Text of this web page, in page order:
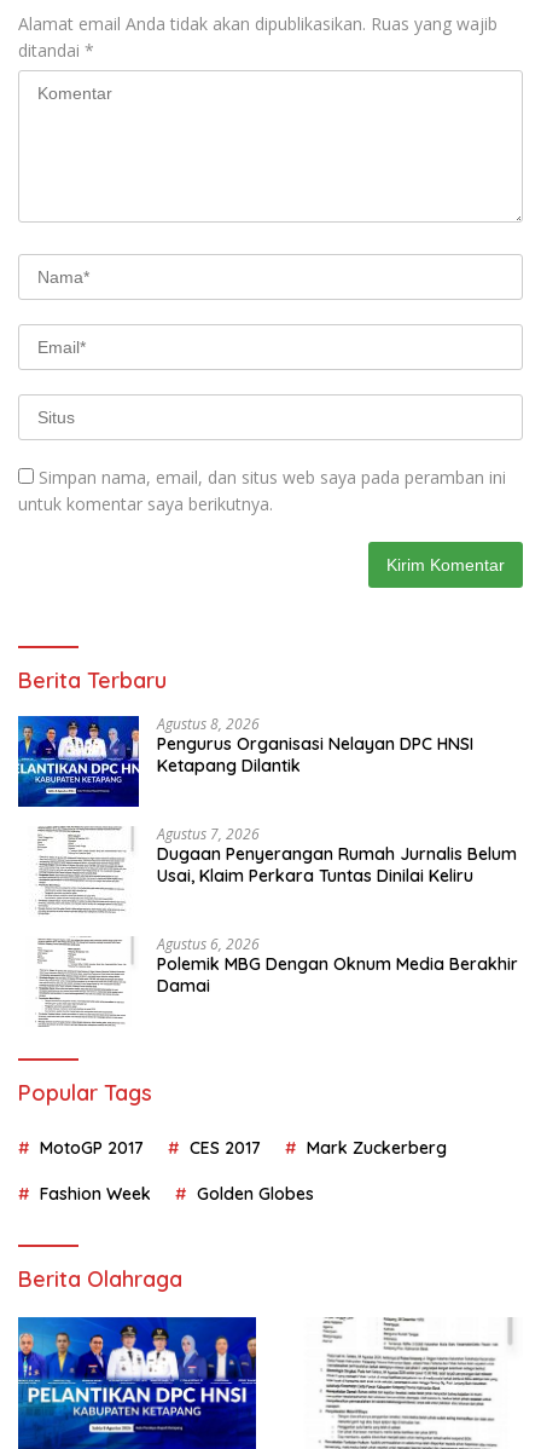
Alamat email Anda tidak akan dipublikasikan. Ruas yang wajib
ditandai *
Simpan nama, email, dan situs web saya pada peramban ini
untuk komentar saya berikutnya.
Berita Terbaru
Agustus 8, 2026
Pengurus Organisasi Nelayan DPC HNSI
Ketapang Dilantik
Agustus 7, 2026
Dugaan Penyerangan Rumah Jurnalis Belum
Usai, Klaim Perkara Tuntas Dinilai Keliru
Agustus 6, 2026
Polemik MBG Dengan Oknum Media Berakhir
Damai
Popular Tags
MotoGP 2017 CES 2017 Mark Zuckerberg
Fashion Week Golden Globes
Berita Olahraga